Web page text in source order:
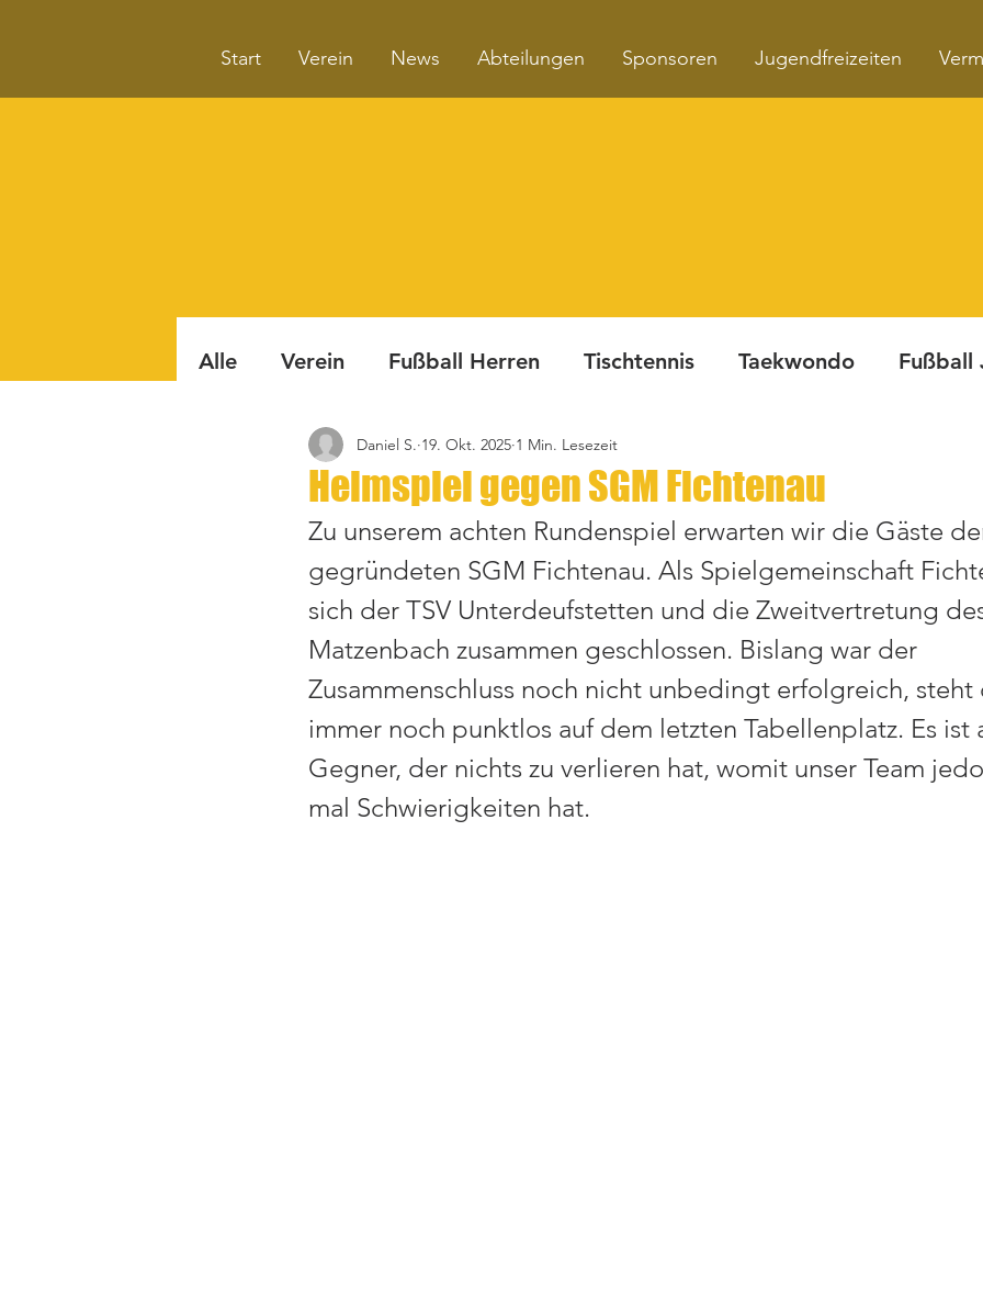
Start Verein News Abteilungen Sponsoren Jugendfreizeiten
Alle Verein Fußball Herren Tischtennis Taekwondo Fußball
Badminton Boule Turnen Fitnesskurse
Heimspiel gegen SGM Fichtenau
Daniel S. 19. Okt. 2025 1 Min. Lesezeit
Zu unserem achten Rundenspiel erwarten wir die Gäste
gegründeten SGM Fichtenau. Als Spielgemeinschaft
sich der TSV Unterdeufstetten und die Zweitvertretung
Matzenbach zusammen geschlossen. Bislang war der
Zusammenschluss noch nicht unbedingt erfolgreich, steht
immer noch punktlos auf dem letzten Tabellenplatz. Es ist
Gegner, der nichts zu verlieren hat, womit unser Team
mal Schwierigkeiten hat.